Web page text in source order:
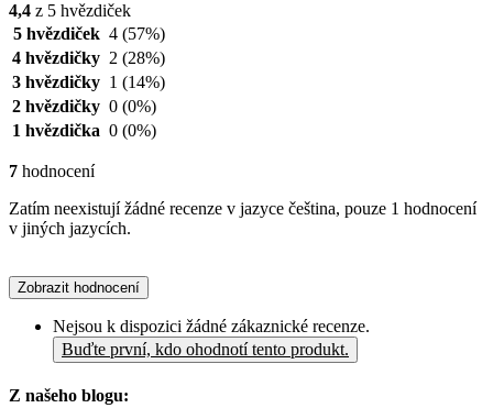
4,4 z 5 hvězdiček
5 hvězdiček 4 (57%)
4 hvězdičky 2 (28%)
3 hvězdičky 1 (14%)
2 hvězdičky 0 (0%)
1 hvězdička 0 (0%)
7 hodnocení
Zatím neexistují žádné recenze v jazyce čeština, pouze 1 hodnocení
v jiných jazycích.
Zobrazit hodnocení
Nejsou k dispozici žádné zákaznické recenze.
Buďte první, kdo ohodnotí tento produkt.
Z našeho blogu: